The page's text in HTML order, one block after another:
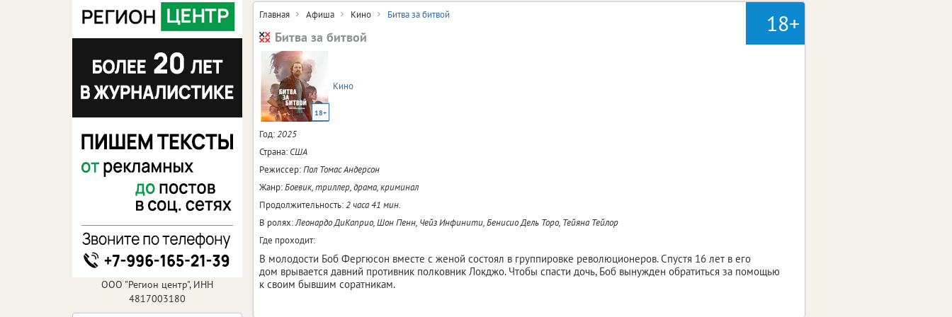
18+
Главная Афиша Кино Битва за битвой
Битва за битвой
18+
Кино
Год:2025
Страна: США
Режиссер:Пол Томас Андерсон
Жанр:Боевик, триллер, драма, криминал
Продолжительность:2 часа 41 мин.
В ролях:Леонардо ДиКаприо, Шон Пенн, Чейз Инфинити, Бенисио Дель Торо, Тейяна Тейлор
Где проходит:
В молодости Боб Фергюсон вместе с женой состоял в группировке революционеров. Спустя 16 лет в его
дом врывается давний противник полковник Локджо. Чтобы спасти дочь, Боб вынужден обратиться за помощью
к своим бывшим соратникам.
ООО "Регион центр", ИНН
4817003180